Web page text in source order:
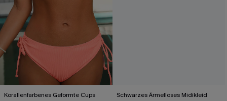
Korallenfarbenes Geformte Cups
Schwarzes Ärmelloses Midikleid